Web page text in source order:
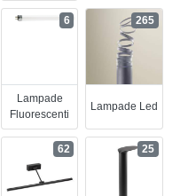
Lampade
Fluorescenti
6
Lampade Led
265
62 25